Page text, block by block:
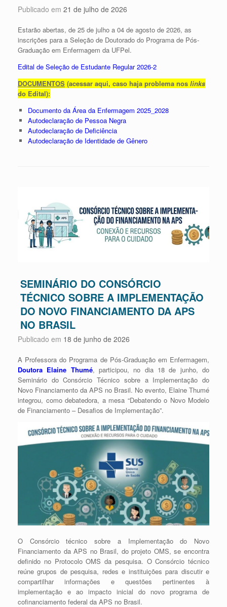
Publicado em 21 de julho de 2026
Estarão abertas, de 25 de julho a 04 de agosto de 2026, as
inscrições para a Seleção de Doutorado do Programa de Pós-
Graduação em Enfermagem da UFPel.
Edital de Seleção de Estudante Regular 2026-2
DOCUMENTOS (acessar aqui, caso haja problema nos links
do Edital):
Documento da Área da Enfermagem 2025_2028
Autodeclaração de Pessoa Negra
Autodeclaração de Deficiência
Autodeclaração de Identidade de Gênero
SEMINÁRIO DO CONSÓRCIO
TÉCNICO SOBRE A IMPLEMENTAÇÃO
DO NOVO FINANCIAMENTO DA APS
NO BRASIL
Publicado em 18 de junho de 2026
A Professora do Programa de Pós-Graduação em Enfermagem,
Doutora Elaine Thumé, participou, no dia 18 de junho, do
Seminário do Consórcio Técnico sobre a Implementação do
Novo Financiamento da APS no Brasil. No evento, Elaine Thumé
integrou, como debatedora, a mesa “Debatendo o Novo Modelo
de Financiamento – Desafios de Implementação”.
O Consórcio técnico sobre a Implementação do Novo
Financiamento da APS no Brasil, do projeto OMS, se encontra
definido no Protocolo OMS da pesquisa. O Consórcio técnico
reúne grupos de pesquisa, redes e instituições para discutir e
compartilhar informações e questões pertinentes à
implementação e ao impacto inicial do novo programa de
cofinanciamento federal da APS no Brasil.